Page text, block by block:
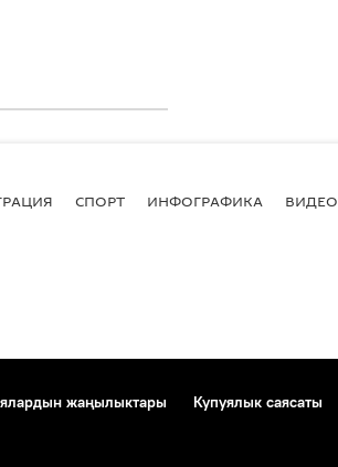
СПОРТ ИНФОГРАФИКА ВИДЕО
жаңылыктары
Купуялык саясаты